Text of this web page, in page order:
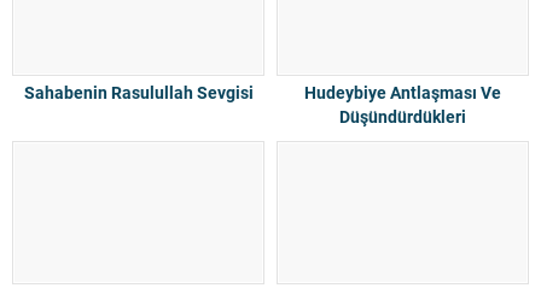
Sahabenin Rasulullah Sevgisi
Hudeybiye Antlaşması Ve
Düşündürdükleri